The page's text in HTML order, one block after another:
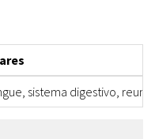
sistema digestivo,